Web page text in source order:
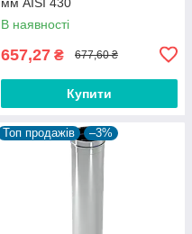
В наявності
657,27 ₴ 677,60 ₴
Купити
Топ продажів –3%